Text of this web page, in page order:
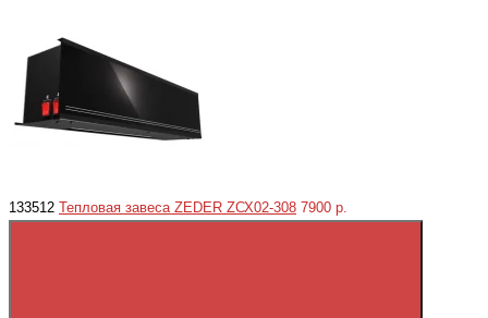
133512 Тепловая завеса ZEDER ZСХ02-308 7900 р.